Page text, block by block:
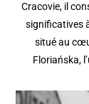
Cracovie, il
significatives
situé au
Floriańska,